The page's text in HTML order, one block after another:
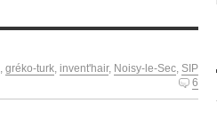
, gréko-turk, invent'hair, Noisy-le-Sec, SIP
6